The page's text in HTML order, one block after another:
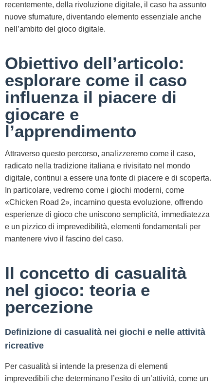
recentemente, della rivoluzione digitale, il caso ha assunto
nuove sfumature, diventando elemento essenziale anche
nell’ambito del gioco digitale.
Obiettivo dell’articolo:
esplorare come il caso
influenza il piacere di
giocare e
l’apprendimento
Attraverso questo percorso, analizzeremo come il caso,
radicato nella tradizione italiana e rivisitato nel mondo
digitale, continui a essere una fonte di piacere e di scoperta.
In particolare, vedremo come i giochi moderni, come
«Chicken Road 2», incarnino questa evoluzione, offrendo
esperienze di gioco che uniscono semplicità, immediatezza
e un pizzico di imprevedibilità, elementi fondamentali per
mantenere vivo il fascino del caso.
Il concetto di casualità
nel gioco: teoria e
percezione
Definizione di casualità nei giochi e nelle attività
ricreative
Per casualità si intende la presenza di elementi
imprevedibili che determinano l’esito di un’attività, come un